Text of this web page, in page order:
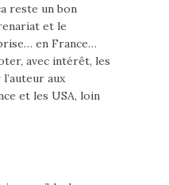
reste un bon
et le
en France…
avec intérêt, les
aux
et les USA, loin